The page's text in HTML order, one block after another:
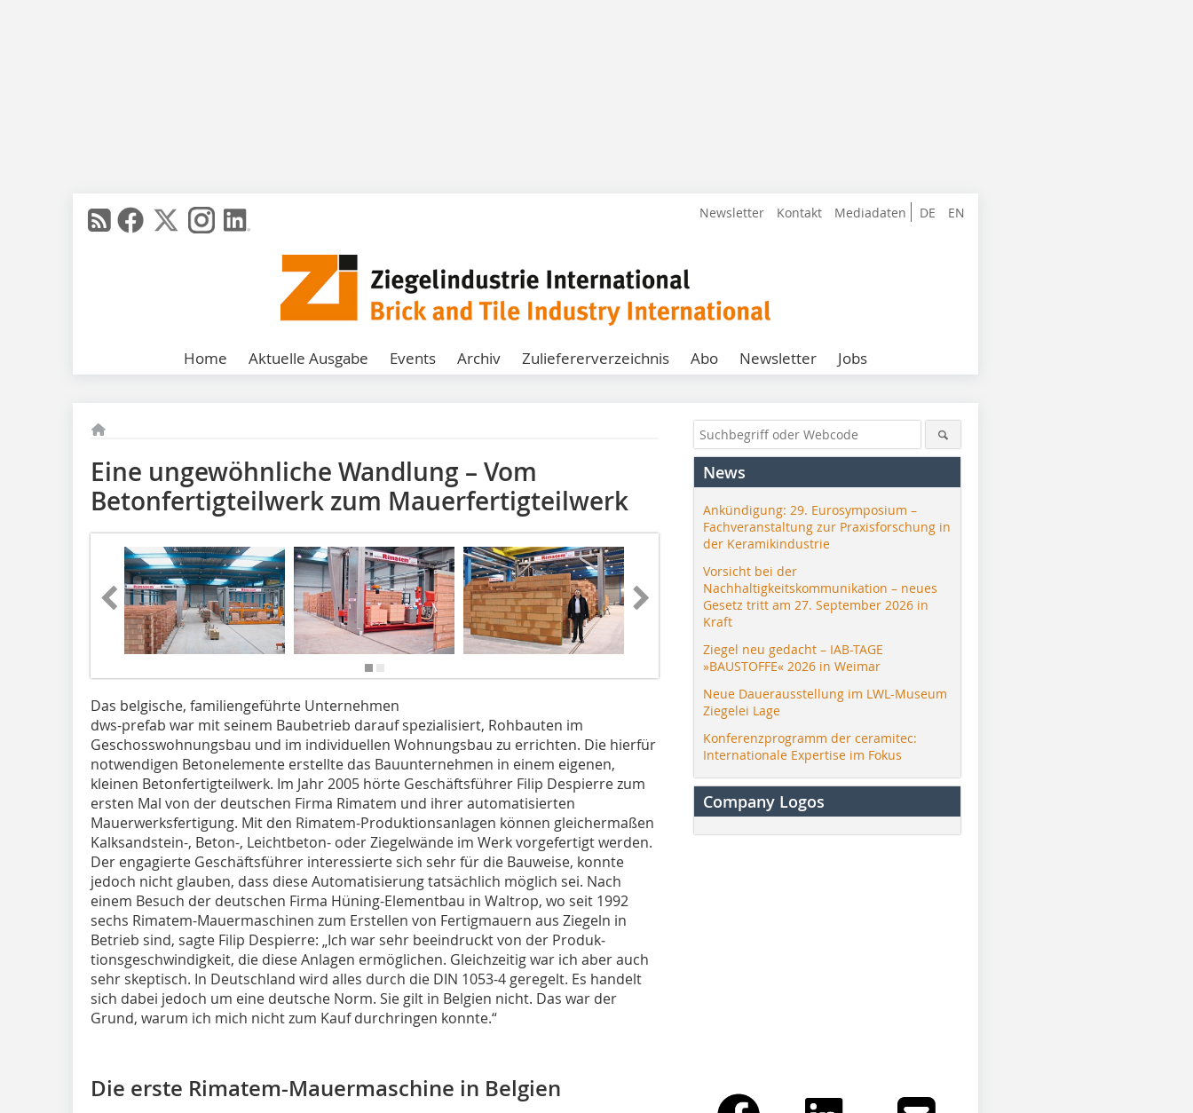
DE EN
Newsletter Kontakt Mediadaten
Home Aktuelle Ausgabe Events Archiv Zuliefererverzeichnis Abo Newsletter Jobs
Eine ungewöhnliche Wandlung – Vom
Betonfertigteilwerk zum Mauerfertigteilwerk
Das belgische, familiengeführte Unternehmen
dws-prefab war mit seinem Baubetrieb darauf spezialisiert, Rohbauten im
Geschosswohnungsbau und im individuellen Wohnungsbau zu errichten. Die hierfür
notwendigen Betonelemente erstellte das Bauunternehmen in einem eigenen,
kleinen Betonfertigteilwerk. Im Jahr 2005 hörte Geschäftsführer Filip Despierre zum
ersten Mal von der deutschen Firma Rimatem und ihrer automatisierten
Mauerwerksfertigung. Mit den Rimatem-Produktionsanlagen können gleichermaßen
Kalksandstein-, Beton-, Leichtbeton- oder Ziegelwände im Werk vorgefertigt werden.
Der engagierte Geschäftsführer interessierte sich sehr für die Bauweise, konnte
jedoch nicht glauben, dass diese Automatisierung tatsächlich möglich sei. Nach
einem Besuch der deutschen Firma Hüning-Elementbau in Waltrop, wo seit 1992
sechs Rimatem-Mauermaschinen zum Erstellen von Fertigmauern aus Ziegeln in
Betrieb sind, sagte Filip Despierre: „Ich war sehr beeindruckt von der Produk­
tionsgeschwindigkeit, die diese Anlagen ­ermöglichen. Gleichzeitig war ich aber auch
sehr skeptisch. In Deutschland wird alles durch die DIN 1053-4 geregelt. Es handelt
sich dabei jedoch um eine deutsche Norm. Sie gilt in Belgien nicht. Das war der
Grund, warum ich mich nicht zum Kauf durchringen konnte.“
Die erste Rimatem-­Mauer­maschine in Belgien
News
Ankündigung: 29. Eurosymposium –
Fachveranstaltung zur Praxisforschung in
der Keramikindustrie
Vorsicht bei der
Nachhaltigkeitskommunikation – neues
Gesetz tritt am 27. September 2026 in
Kraft
Ziegel neu gedacht – IAB-TAGE
»BAUSTOFFE« 2026 in Weimar
Neue Dauerausstellung im LWL-Museum
Ziegelei Lage
Konferenzprogramm der ceramitec:
Internationale Expertise im Fokus
Company Logos